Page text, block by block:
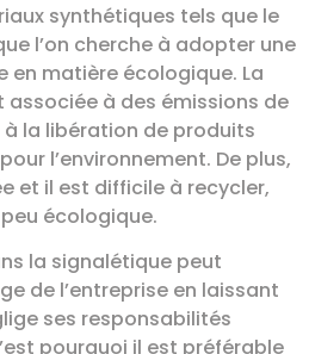
synthétiques tels que le
l’on cherche à adopter une
en matière écologique. La
associée à des émissions de
la libération de produits
l’environnement. De plus,
et il est difficile à recycler,
écologique.
la signalétique peut
de l’entreprise en laissant
ses responsabilités
pourquoi il est préférable